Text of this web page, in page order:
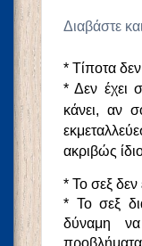
Διαβάστε
* Τίποτα δεν
* Δεν έχει
κάνει, αν
ακριβώς
* Το σεξ δεν
* Το σεξ
δύναμη να